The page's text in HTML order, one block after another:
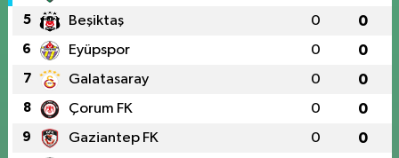
5 Beşiktaş 0 0
6 Eyüpspor 0 0
7 Galatasaray 0 0
8 Çorum FK 0 0
9 Gaziantep FK 0 0